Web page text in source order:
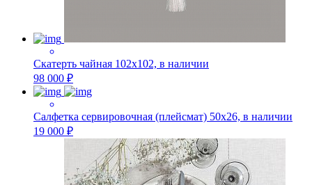
Скатерть чайная 102х102, в наличии
98 000 ₽
Салфетка сервировочная (плейсмат) 50х26, в наличии
19 000 ₽